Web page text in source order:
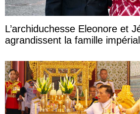
L’archiduchesse Eleonore et
agrandissent la famille